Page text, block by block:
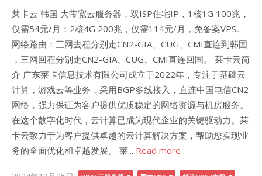
莱卡云 韩国 大带宽云服务器，双ISP住宅IP，1核1G 100兆，
仅需54元/月；2核4G 200兆，仅需114元/月，免备案VPS。
网络路由：三网去程分别走CN2-GIA、CUG、CMI直连到韩国
，三网回程分别走CN2-GIA、CUG、CMI直连回国。 莱卡云简
介 广东莱卡信息技术有限公司成立于2022年，专注于基础云
计算，游戏云等业务，采用BGP多线接入，直连中国电信CN2
网络，强力保证为客户提供优质稳定的网络资源与机房服务。
在这个数字化时代，云计算已成为现代企业的关键驱动力。莱
卡云致力于为客户提供卓越的云计算解决方案，帮助您实现业
务的全面优化和卓越发展。 莱... Read more